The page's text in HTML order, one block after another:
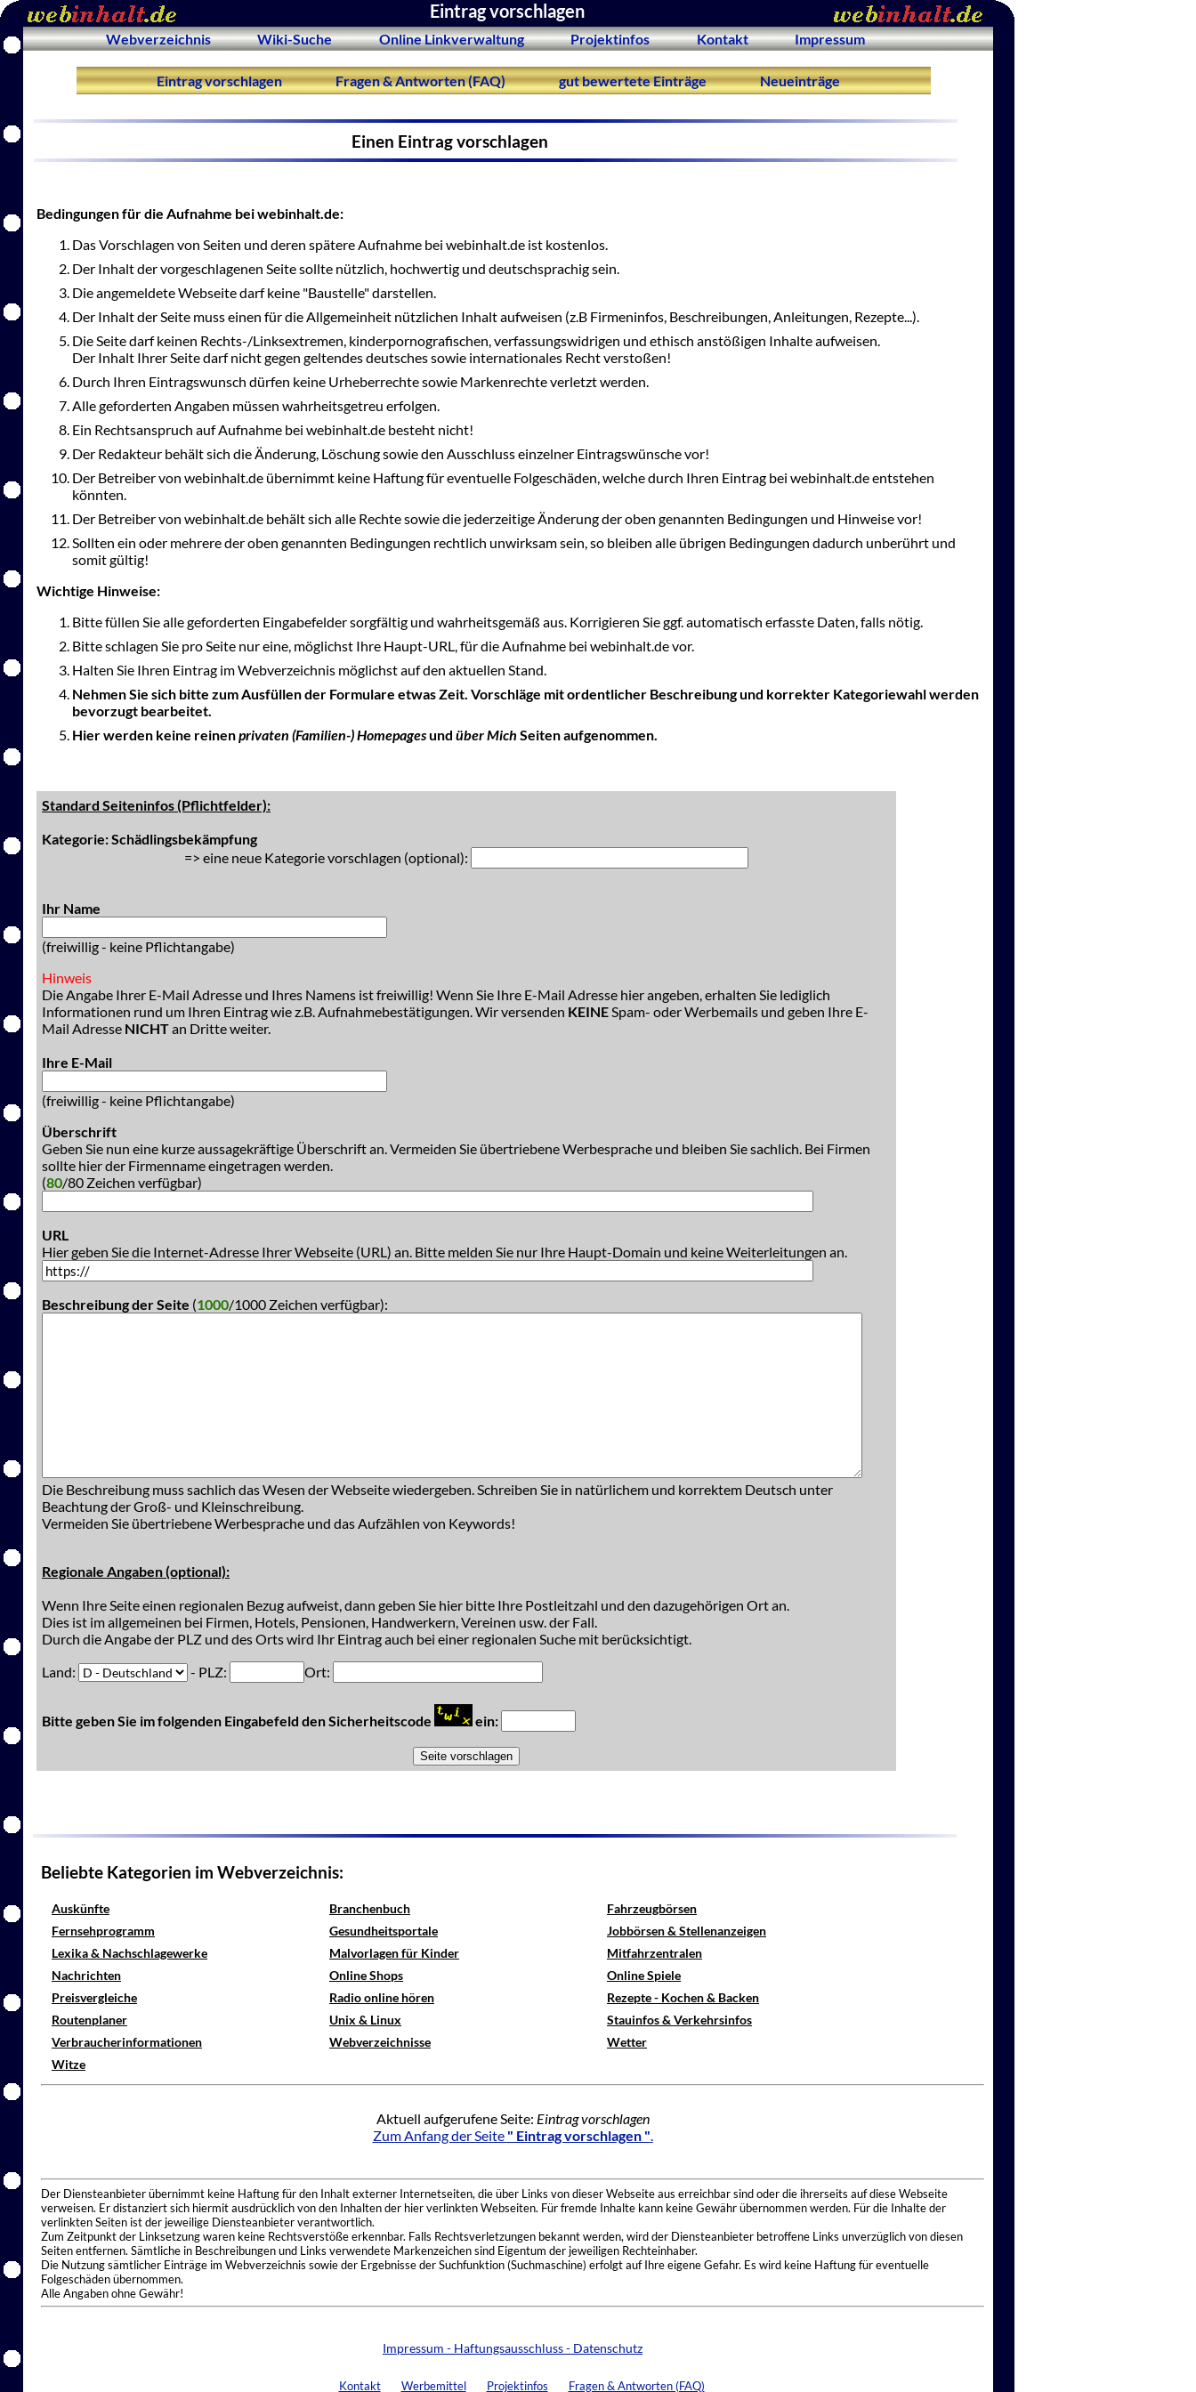
Eintrag vorschlagen
Webverzeichnis Wiki-Suche Online Linkverwaltung Projektinfos Kontakt Impressum
Eintrag vorschlagen Fragen & Antworten (FAQ) gut bewertete Einträge Neueinträge
Einen Eintrag vorschlagen
Bedingungen für die Aufnahme bei webinhalt.de:
Das Vorschlagen von Seiten und deren spätere Aufnahme bei webinhalt.de ist kostenlos.
Der Inhalt der vorgeschlagenen Seite sollte nützlich, hochwertig und deutschsprachig sein.
Die angemeldete Webseite darf keine "Baustelle" darstellen.
Der Inhalt der Seite muss einen für die Allgemeinheit nützlichen Inhalt aufweisen (z.B Firmeninfos, Beschreibungen, Anleitungen, Rezepte...).
Die Seite darf keinen Rechts-/Linksextremen, kinderpornografischen, verfassungswidrigen und ethisch anstößigen Inhalte aufweisen.
Der Inhalt Ihrer Seite darf nicht gegen geltendes deutsches sowie internationales Recht verstoßen!
Durch Ihren Eintragswunsch dürfen keine Urheberrechte sowie Markenrechte verletzt werden.
Alle geforderten Angaben müssen wahrheitsgetreu erfolgen.
Ein Rechtsanspruch auf Aufnahme bei webinhalt.de besteht nicht!
Der Redakteur behält sich die Änderung, Löschung sowie den Ausschluss einzelner Eintragswünsche vor!
Der Betreiber von webinhalt.de übernimmt keine Haftung für eventuelle Folgeschäden, welche durch Ihren Eintrag bei webinhalt.de entstehen
könnten.
Der Betreiber von webinhalt.de behält sich alle Rechte sowie die jederzeitige Änderung der oben genannten Bedingungen und Hinweise vor!
Sollten ein oder mehrere der oben genannten Bedingungen rechtlich unwirksam sein, so bleiben alle übrigen Bedingungen dadurch unberührt und
somit gültig!
Wichtige Hinweise:
Bitte füllen Sie alle geforderten Eingabefelder sorgfältig und wahrheitsgemäß aus. Korrigieren Sie ggf. automatisch erfasste Daten, falls nötig.
Bitte schlagen Sie pro Seite nur eine, möglichst Ihre Haupt-URL, für die Aufnahme bei webinhalt.de vor.
Halten Sie Ihren Eintrag im Webverzeichnis möglichst auf den aktuellen Stand.
Nehmen Sie sich bitte zum Ausfüllen der Formulare etwas Zeit. Vorschläge mit ordentlicher Beschreibung und korrekter Kategoriewahl werden
bevorzugt bearbeitet.
Hier werden keine reinenprivaten (Familien-) Homepagesund über Mich Seiten aufgenommen.
Standard Seiteninfos (Pflichtfelder):
Kategorie: Schädlingsbekämpfung
=> eine neue Kategorie vorschlagen (optional):
Ihr Name
(freiwillig - keine Pflichtangabe)
Hinweis
Die Angabe Ihrer E-Mail Adresse und Ihres Namens ist freiwillig! Wenn Sie Ihre E-Mail Adresse hier angeben, erhalten Sie lediglich
Informationen rund um Ihren Eintrag wie z.B. Aufnahmebestätigungen. Wir versenden KEINESpam- oder Werbemails und geben Ihre E-
Mail Adresse NICHTan Dritte weiter.
Ihre E-Mail
(freiwillig - keine Pflichtangabe)
Überschrift
Geben Sie nun eine kurze aussagekräftige Überschrift an. Vermeiden Sie übertriebene Werbesprache und bleiben Sie sachlich. Bei Firmen
sollte hier der Firmenname eingetragen werden.
(80/80 Zeichen verfügbar)
URL
Hier geben Sie die Internet-Adresse Ihrer Webseite (URL) an. Bitte melden Sie nur Ihre Haupt-Domain und keine Weiterleitungen an.
Beschreibung der Seite (1000/1000 Zeichen verfügbar):
Die Beschreibung muss sachlich das Wesen der Webseite wiedergeben. Schreiben Sie in natürlichem und korrektem Deutsch unter
Beachtung der Groß- und Kleinschreibung.
Vermeiden Sie übertriebene Werbesprache und das Aufzählen von Keywords!
Regionale Angaben (optional):
Wenn Ihre Seite einen regionalen Bezug aufweist, dann geben Sie hier bitte Ihre Postleitzahl und den dazugehörigen Ort an.
Dies ist im allgemeinen bei Firmen, Hotels, Pensionen, Handwerkern, Vereinen usw. der Fall.
Durch die Angabe der PLZ und des Orts wird Ihr Eintrag auch bei einer regionalen Suche mit berücksichtigt.
Land:
- PLZ: Ort:
Bitte geben Sie im folgenden Eingabefeld den Sicherheitscode ein:
Beliebte Kategorien im Webverzeichnis:
Auskünfte Branchenbuch
Fahrzeugbörsen
Fernsehprogramm
Gesundheitsportale
Jobbörsen & Stellenanzeigen
Lexika & Nachschlagewerke
Malvorlagen für Kinder
Mitfahrzentralen
Nachrichten
Online Shops
Online Spiele
Preisvergleiche
Radio online hören
Rezepte - Kochen & Backen
Routenplaner
Unix & Linux
Stauinfos & Verkehrsinfos
Verbraucherinformationen
Webverzeichnisse
Wetter
Witze
Aktuell aufgerufene Seite: Eintrag vorschlagen
Zum Anfang der Seite " Eintrag vorschlagen ".
Der Diensteanbieter übernimmt keine Haftung für den Inhalt externer Internetseiten, die über Links von dieser Webseite aus erreichbar sind oder die ihrerseits auf diese Webseite
verweisen. Er distanziert sich hiermit ausdrücklich von den Inhalten der hier verlinkten Webseiten. Für fremde Inhalte kann keine Gewähr übernommen werden. Für die Inhalte der
verlinkten Seiten ist der jeweilige Diensteanbieter verantwortlich.
Zum Zeitpunkt der Linksetzung waren keine Rechtsverstöße erkennbar. Falls Rechtsverletzungen bekannt werden, wird der Diensteanbieter betroffene Links unverzüglich von diesen
Seiten entfernen. Sämtliche in Beschreibungen und Links verwendete Markenzeichen sind Eigentum der jeweiligen Rechteinhaber.
Die Nutzung sämtlicher Einträge im Webverzeichnis sowie der Ergebnisse der Suchfunktion (Suchmaschine) erfolgt auf Ihre eigene Gefahr. Es wird keine Haftung für eventuelle
Folgeschäden übernommen.
Alle Angaben ohne Gewähr!
Impressum - Haftungsausschluss - Datenschutz
Kontakt Werbemittel Projektinfos Fragen & Antworten (FAQ)